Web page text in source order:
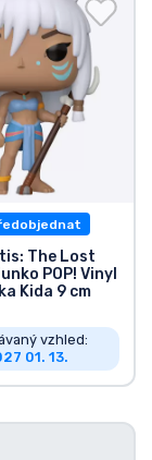
The Lost
POP! Vinyl
Kida 9 cm
vzhled:
01. 13.